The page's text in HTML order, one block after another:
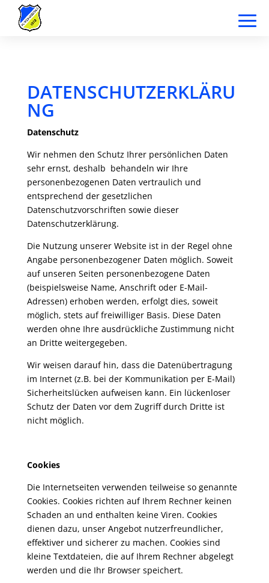
DATENSCHUTZERKLÄRU
NG
Datenschutz
Wir nehmen den Schutz Ihrer persönlichen Daten
sehr ernst, deshalb behandeln wir Ihre
personenbezogenen Daten vertraulich und
entsprechend der gesetzlichen
Datenschutzvorschriften sowie dieser
Datenschutzerklärung.
Die Nutzung unserer Website ist in der Regel ohne
Angabe personenbezogener Daten möglich. Soweit
auf unseren Seiten personenbezogene Daten
(beispielsweise Name, Anschrift oder E-Mail-
Adressen) erhoben werden, erfolgt dies, soweit
möglich, stets auf freiwilliger Basis. Diese Daten
werden ohne Ihre ausdrückliche Zustimmung nicht
an Dritte weitergegeben.
Wir weisen darauf hin, dass die Datenübertragung
im Internet (z.B. bei der Kommunikation per E-Mail)
Sicherheitslücken aufweisen kann. Ein lückenloser
Schutz der Daten vor dem Zugriff durch Dritte ist
nicht möglich.
Cookies
Die Internetseiten verwenden teilweise so genannte
Cookies. Cookies richten auf Ihrem Rechner keinen
Schaden an und enthalten keine Viren. Cookies
dienen dazu, unser Angebot nutzerfreundlicher,
effektiver und sicherer zu machen. Cookies sind
kleine Textdateien, die auf Ihrem Rechner abgelegt
werden und die Ihr Browser speichert.